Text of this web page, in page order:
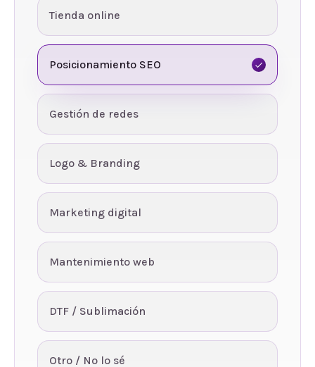
Tienda online
Posicionamiento SEO
Gestión de redes
Logo & Branding
Marketing digital
Mantenimiento web
DTF / Sublimación
Otro / No lo sé